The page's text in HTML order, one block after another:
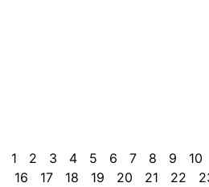
1 2 3 4 5 6 7 8 9 10
16
17 18 19 20 21 22